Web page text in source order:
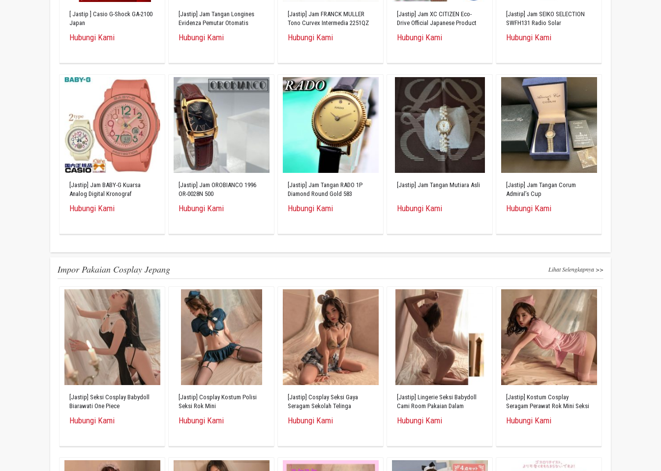
[ Jastip ] Casio G-Shock GA-2100
Japan
Hubungi Kami
[Jastip] Jam Tangan Longines
Evidenza Pemutar Otomatis
Hubungi Kami
[Jastip] Jam FRANCK MULLER
Tono Curvex Intermedia 2251QZ
Hubungi Kami
[Jastip] Jam XC CITIZEN Eco-
Drive Official Japanese Product
Hubungi Kami
[Jastip] Jam SEIKO SELECTION
SWFH131 Radio Solar
Hubungi Kami
[Jastip] Jam BABY-G Kuarsa
Analog Digital Kronograf
Hubungi Kami
[Jastip] Jam OROBIANCO 1996
OR-0028N 500
Hubungi Kami
[Jastip] Jam Tangan RADO 1P
Diamond Round Gold 583
Hubungi Kami
[Jastip] Jam Tangan Mutiara Asli
Hubungi Kami
[Jastip] Jam Tangan Corum
Admiral’s Cup
Hubungi Kami
Impor Pakaian Cosplay Jepang Lihat Selengkapnya >>
[Jastip] Seksi Cosplay Babydoll
Biarawati One Piece
Hubungi Kami
[Jastip] Cosplay Kostum Polisi
Seksi Rok Mini
Hubungi Kami
[Jastip] Cosplay Seksi Gaya
Seragam Sekolah Telinga
Hubungi Kami
[Jastip] Lingerie Seksi Babydoll
Cami Room Pakaian Dalam
Hubungi Kami
[Jastip] Kostum Cosplay
Seragam Perawat Rok Mini Seksi
Hubungi Kami